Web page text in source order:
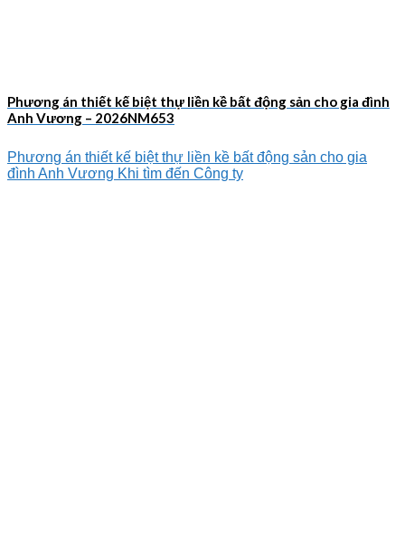
Phương án thiết kế biệt thự liền kề bất động sản cho gia đình
Anh Vương – 2026NM653
Phương án thiết kế biệt thự liền kề bất động sản cho gia
đình Anh Vương Khi tìm đến Công ty